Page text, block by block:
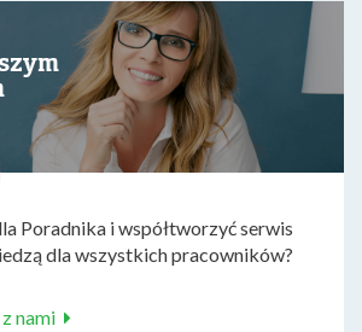
Poradnika i współtworzyć serwis
dla wszystkich pracowników?
nami